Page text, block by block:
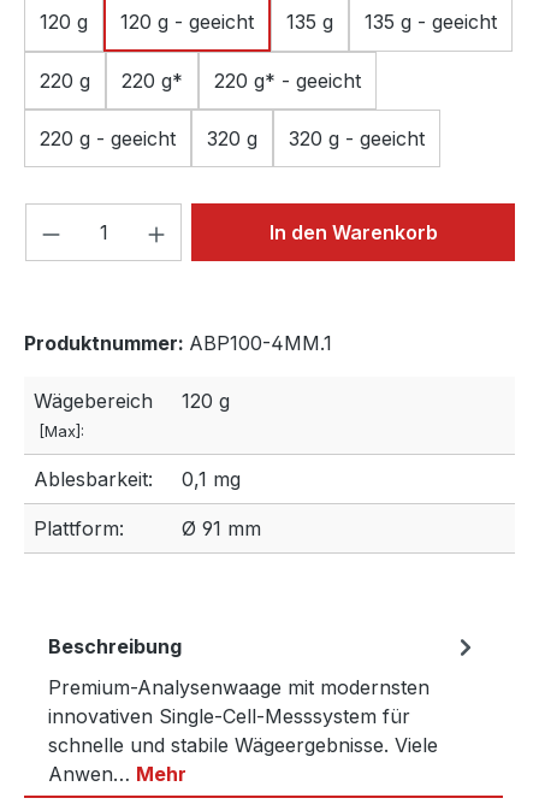
120 g 120 g - geeicht 135 g 135 g - geeicht
220 g 220 g* 220 g* - geeicht
220 g - geeicht 320 g 320 g - geeicht
Produkt Anzahl: Gib denIn den Warenkorb
Produktnummer: ABP100-4MM.1
Wägebereich
[Max]:
120 g
Ablesbarkeit: 0,1 mg
Plattform: Ø 91 mm
Beschreibung
Premium-Analysenwaage mit modernsten
innovativen Single-Cell-Messsystem für
schnelle und stabile Wägeergebnisse. Viele
Anwen… Mehr